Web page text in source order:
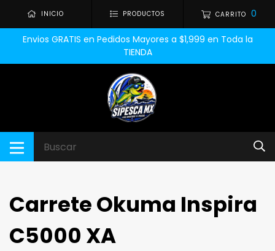
INICIO PRODUCTOS CARRITO 0
Envios GRATIS en Pedidos Mayores a $1,999 en Toda la
TIENDA
Carrete Okuma Inspira
C5000 XA